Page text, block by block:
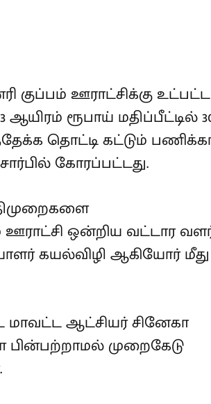
குப்பம் ஊராட்சிக்கு உட்பட்ட
ஆயிரம் ரூபாய் மதிப்பீட்டில்
தொட்டி கட்டும்
சார்பில்
ஒன்றிய வட்டார
பொறியாளர் கயல்விழி
ஆட்சியர் சினேகா
முறைகேடு